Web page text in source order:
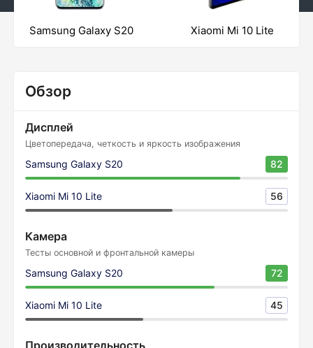
Samsung Galaxy S20 Xiaomi Mi 10 Lite
Обзор
Дисплей
Цветопередача, четкость и яркость изображения
Samsung Galaxy S20 82
Xiaomi Mi 10 Lite 56
Камера
Тесты основной и фронтальной камеры
Samsung Galaxy S20 72
Xiaomi Mi 10 Lite 45
Производительность